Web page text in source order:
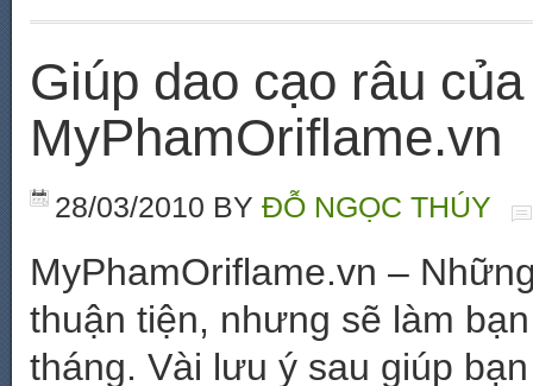
Giúp dao cạo râu
MyPhamOriflame.vn
28/03/2010 BY ĐỖ NGỌC THÚY
MyPhamOriflame.vn –
thuận tiện, nhưng sẽ làm
tháng. Vài lưu ý sau giúp